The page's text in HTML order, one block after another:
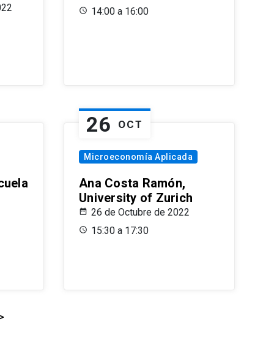
14:00 a 16:00
26 OCT
Microeconomía Aplicada
Ana Costa Ramón,
University of Zurich
26 de Octubre de 2022
15:30 a 17:30